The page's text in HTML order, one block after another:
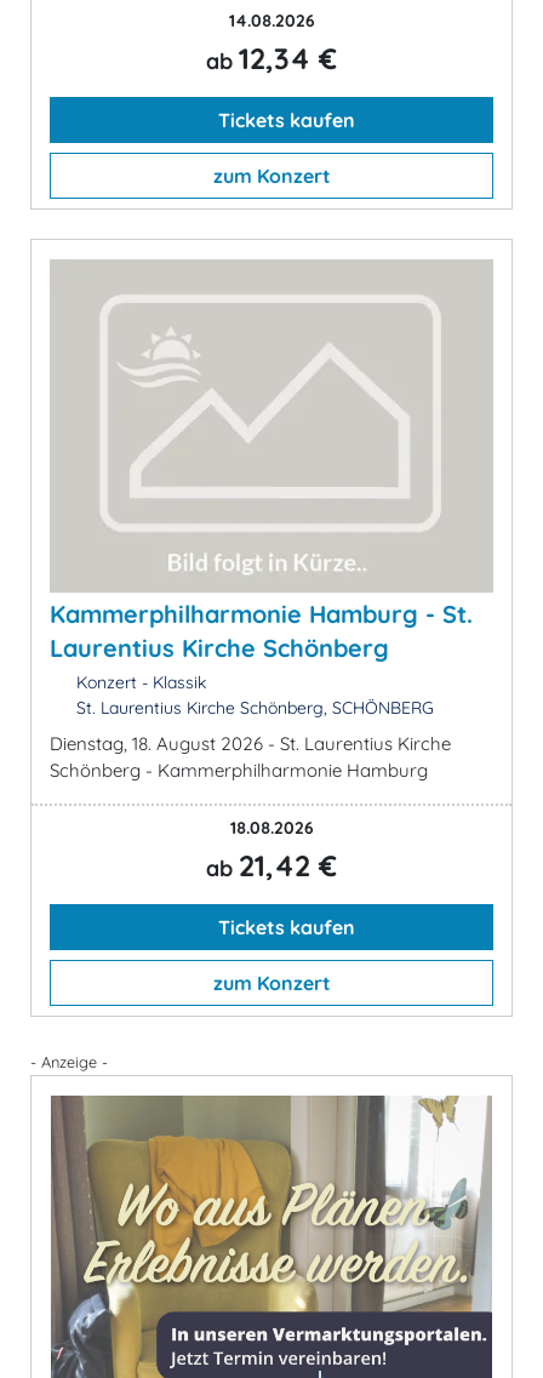
14.08.2026
ab 12,34 €
Tickets kaufen
zum Konzert
Kammerphilharmonie Hamburg - St.
Laurentius Kirche Schönberg
Konzert - Klassik
St. Laurentius Kirche Schönberg, SCHÖNBERG
Dienstag, 18. August 2026 - St. Laurentius Kirche
Schönberg - Kammerphilharmonie Hamburg
18.08.2026
ab 21,42 €
Tickets kaufen
zum Konzert
- Anzeige -